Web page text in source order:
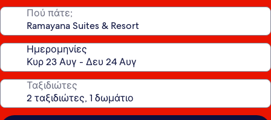
Πού πάτε;
Ημερομηνίες
Ταξιδιώτες